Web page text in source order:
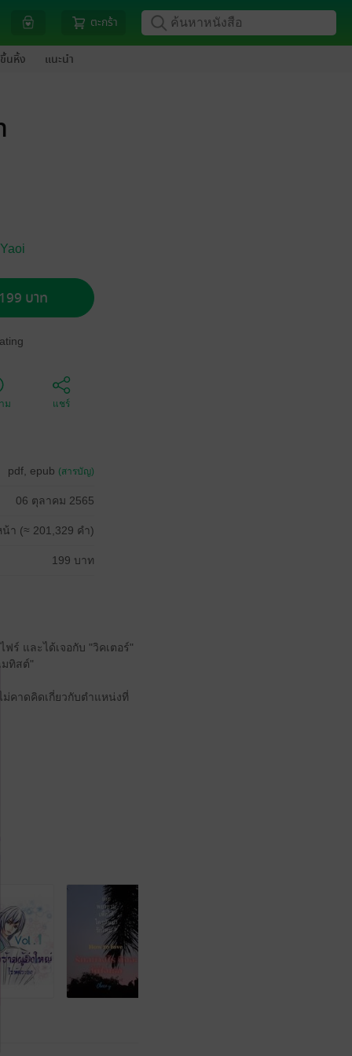
ตะกร้า
นหิ้ง แนะนำ
บาท
ม แชร์
pdf, epub (สารบัญ)
06 ตุลาคม 2565
น้า (≈ 201,329 คำ)
199 บาท
ร์ และได้เจอกับ "วิคเตอร์"
มทิสต์"
คาดคิดเกี่ยวกับตำแหน่งที่